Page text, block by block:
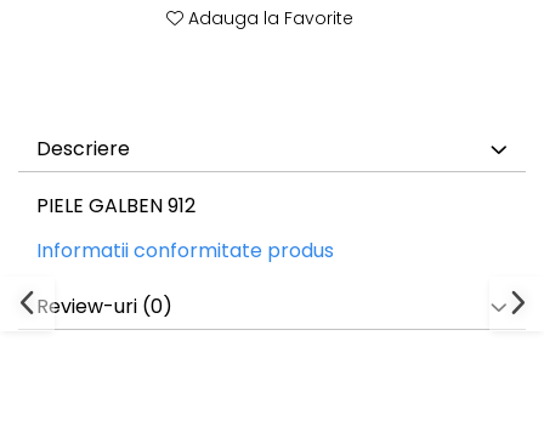
Adauga la Favorite
Descriere
PIELE GALBEN 912
Informatii conformitate produs
Review-uri (0)